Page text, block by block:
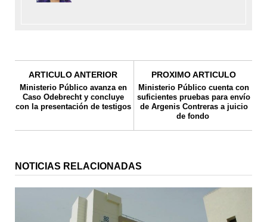
ARTICULO ANTERIOR
Ministerio Público avanza en
Caso Odebrecht y concluye
con la presentación de testigos
PROXIMO ARTICULO
Ministerio Público cuenta con
suficientes pruebas para envío
de Argenis Contreras a juicio
de fondo
NOTICIAS RELACIONADAS